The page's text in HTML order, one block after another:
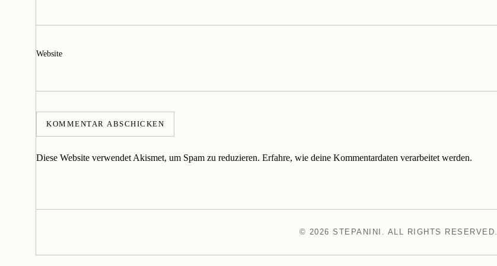
Website
Diese Website verwendet Akismet, um Spam zu reduzieren. Erfahre, wie deine Kommentardaten verarbeitet werden.
© 2026 STEPANINI. ALL RIGHTS RESERVED.